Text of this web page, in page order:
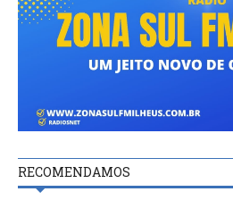
RECOMENDAMOS